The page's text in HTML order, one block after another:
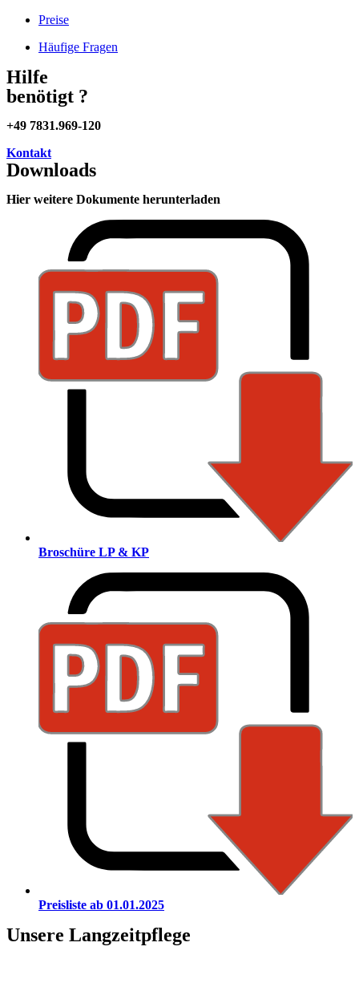
Preise
Häufige Fragen
Hilfe
benötigt ?
+49 7831.969-120
Kontakt
Downloads
Hier weitere Dokumente herunterladen
Broschüre LP & KP
Preisliste ab 01.01.2025
Unsere Langzeitpflege